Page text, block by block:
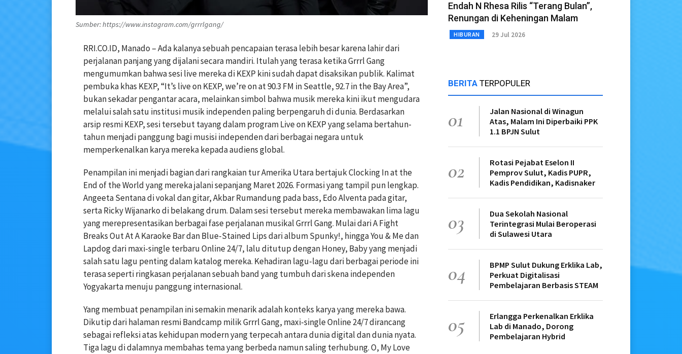
Sumber: https://www.instagram.com/grrrlgang/
RRI.CO.ID, Manado – Ada kalanya sebuah pencapaian terasa lebih besar karena lahir dari
perjalanan panjang yang dijalani secara mandiri. Itulah yang terasa ketika Grrrl Gang
mengumumkan bahwa sesi live mereka di KEXP kini sudah dapat disaksikan publik. Kalimat
pembuka khas KEXP, “It’s live on KEXP, we’re on at 90.3 FM in Seattle, 92.7 in the Bay Area”,
bukan sekadar pengantar acara, melainkan simbol bahwa musik mereka kini ikut mengudara
melalui salah satu institusi musik independen paling berpengaruh di dunia. Berdasarkan
arsip resmi KEXP, sesi tersebut tayang dalam program Live on KEXP yang selama bertahun-
tahun menjadi panggung bagi musisi independen dari berbagai negara untuk
memperkenalkan karya mereka kepada audiens global.
Penampilan ini menjadi bagian dari rangkaian tur Amerika Utara bertajuk Clocking In at the
End of the World yang mereka jalani sepanjang Maret 2026. Formasi yang tampil pun lengkap.
Angeeta Sentana di vokal dan gitar, Akbar Rumandung pada bass, Edo Alventa pada gitar,
serta Ricky Wijanarko di belakang drum. Dalam sesi tersebut mereka membawakan lima lagu
yang merepresentasikan berbagai fase perjalanan musikal Grrrl Gang. Mulai dari A Fight
Breaks Out At A Karaoke Bar dan Blue-Stained Lips dari album Spunky!, hingga You & Me dan
Lapdog dari maxi-single terbaru Online 24/7, lalu ditutup dengan Honey, Baby yang menjadi
salah satu lagu penting dalam katalog mereka. Kehadiran lagu-lagu dari berbagai periode ini
terasa seperti ringkasan perjalanan sebuah band yang tumbuh dari skena independen
Yogyakarta menuju panggung internasional.
Yang membuat penampilan ini semakin menarik adalah konteks karya yang mereka bawa.
Dikutip dari halaman resmi Bandcamp milik Grrrl Gang, maxi-single Online 24/7 dirancang
sebagai refleksi atas kehidupan modern yang terpecah antara dunia digital dan dunia nyata.
Tiga lagu di dalamnya membahas tema yang berbeda namun saling terhubung. O, My Love
Endah N Rhesa Rilis “Terang Bulan”,
Renungan di Keheningan Malam
HIBURAN 29 Jul 2026
BERITA TERPOPULER
01
Jalan Nasional di Winagun
Atas, Malam Ini Diperbaiki PPK
1.1 BPJN Sulut
02
Rotasi Pejabat Eselon II
Pemprov Sulut, Kadis PUPR,
Kadis Pendidikan, Kadisnaker
03
Dua Sekolah Nasional
Terintegrasi Mulai Beroperasi
di Sulawesi Utara
04
BPMP Sulut Dukung Erklika Lab,
Perkuat Digitalisasi
Pembelajaran Berbasis STEAM
05
Erlangga Perkenalkan Erklika
Lab di Manado, Dorong
Pembelajaran Hybrid